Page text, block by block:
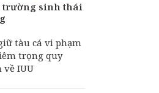
trường sinh thái
tàu cá vi phạm
trọng quy
về IUU